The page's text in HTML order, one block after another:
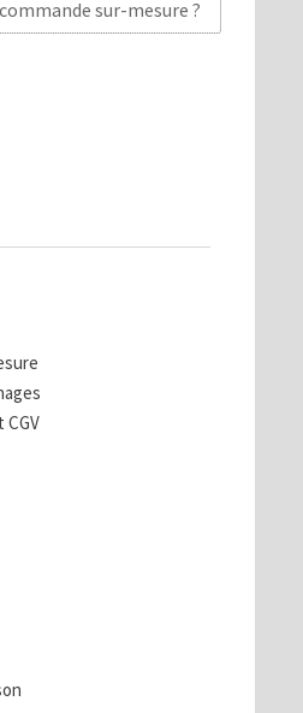
sur-mesure ?